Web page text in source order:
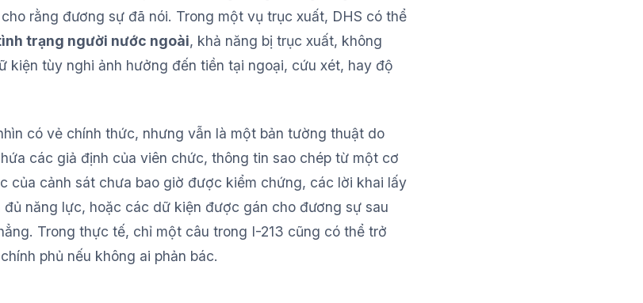
rằng đương sự đã nói. Trong một vụ trục xuất, DHS có thể
trạng người nước ngoài, khả năng bị trục xuất, không
kiện tùy nghi ảnh hưởng đến tiền tại ngoại, cứu xét, hay độ
có vẻ chính thức, nhưng vẫn là một bản tường thuật do
các giả định của viên chức, thông tin sao chép từ một cơ
của cảnh sát chưa bao giờ được kiểm chứng, các lời khai lấy
năng lực, hoặc các dữ kiện được gán cho đương sự sau
Trong thực tế, chỉ một câu trong I-213 cũng có thể trở
phủ nếu không ai phản bác.